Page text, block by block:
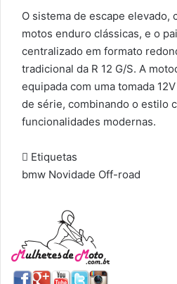
O sistema de escape elevado,
motos enduro clássicas, e o
centralizado em formato
tradicional da R 12 G/S. A
equipada com uma tomada
de série, combinando o estilo
funcionalidades modernas.
Etiquetas
bmw Novidade Off-road